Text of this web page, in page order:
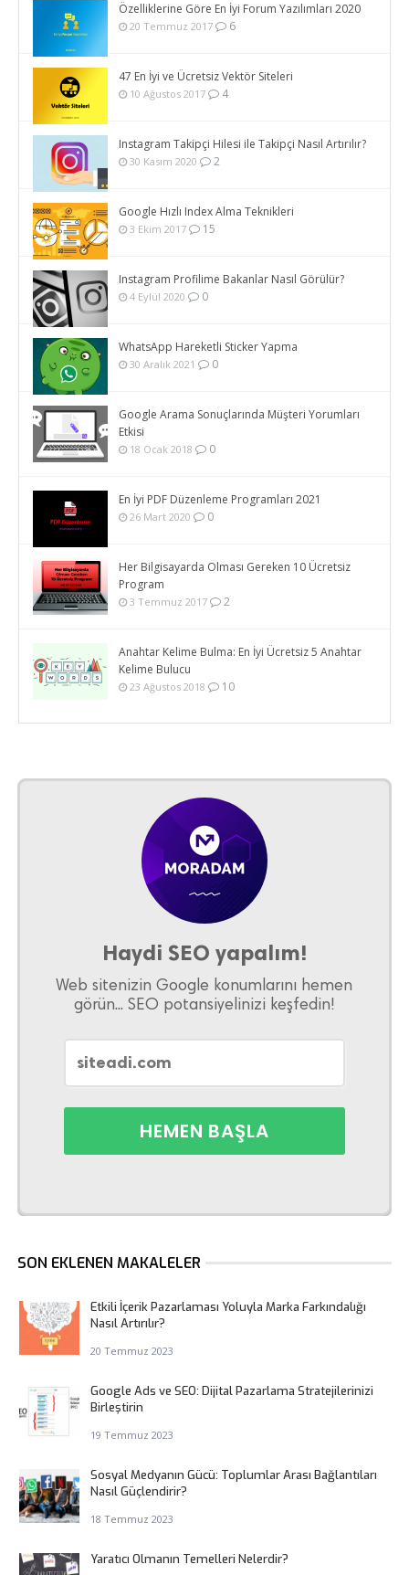
Özelliklerine Göre En İyi Forum Yazılımları 2020
20 Temmuz 2017 6
47 En İyi ve Ücretsiz Vektör Siteleri
10 Ağustos 2017 4
Instagram Takipçi Hilesi ile Takipçi Nasıl Artırılır?
30 Kasım 2020 2
Google Hızlı Index Alma Teknikleri
3 Ekim 2017 15
Instagram Profilime Bakanlar Nasıl Görülür?
4 Eylül 2020 0
WhatsApp Hareketli Sticker Yapma
30 Aralık 2021 0
Google Arama Sonuçlarında Müşteri Yorumları
Etkisi
18 Ocak 2018 0
En İyi PDF Düzenleme Programları 2021
26 Mart 2020 0
Her Bilgisayarda Olması Gereken 10 Ücretsiz
Program
3 Temmuz 2017 2
Anahtar Kelime Bulma: En İyi Ücretsiz 5 Anahtar
Kelime Bulucu
23 Ağustos 2018 10
Haydi SEO yapalım!
Web sitenizin Google konumlarını hemen
görün... SEO potansiyelinizi keşfedin!
SON EKLENEN MAKALELER
Etkili İçerik Pazarlaması Yoluyla Marka Farkındalığı
Nasıl Artırılır?
20 Temmuz 2023
Google Ads ve SEO: Dijital Pazarlama Stratejilerinizi
Birleştirin
19 Temmuz 2023
Sosyal Medyanın Gücü: Toplumlar Arası Bağlantıları
Nasıl Güçlendirir?
18 Temmuz 2023
Yaratıcı Olmanın Temelleri Nelerdir?